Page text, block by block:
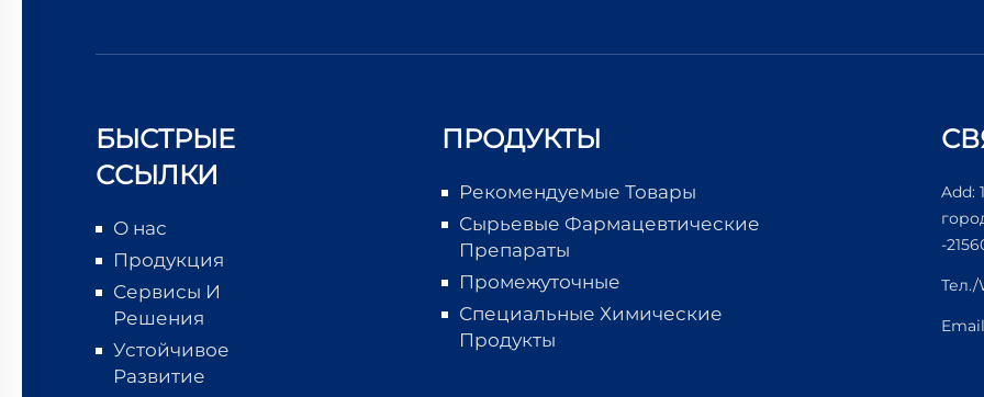
БЫСТРЫЕ
ССЫЛКИ
О нас
Продукция
Сервисы И
Решения
Устойчивое
Развитие
ПРОДУКТЫ
Рекомендуемые Товары
Сырьевые Фармацевтические
Препараты
Промежуточные
Специальные Химические
Продукты
Add:
-
Тел./